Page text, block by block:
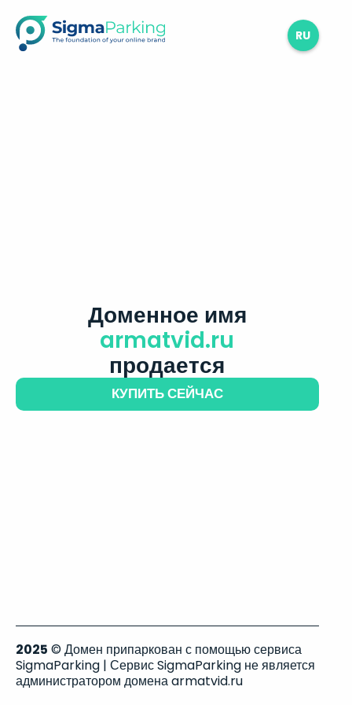
RU
Доменное имя
armatvid.ru
продается
КУПИТЬ СЕЙЧАС
2025 © Домен припаркован с помощью сервиса
SigmaParking | Сервис SigmaParking не является
администратором домена armatvid.ru